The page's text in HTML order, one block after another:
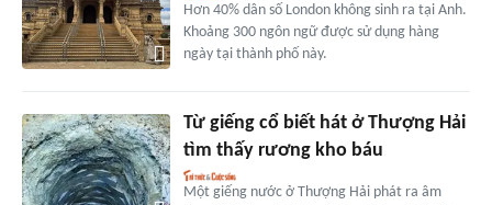
Hơn 40% dân số London không sinh ra tại Anh.
Khoảng 300 ngôn ngữ được sử dụng hàng
ngày tại thành phố này.
Từ giếng cổ biết hát ở Thượng Hải
tìm thấy rương kho báu
Một giếng nước ở Thượng Hải phát ra âm